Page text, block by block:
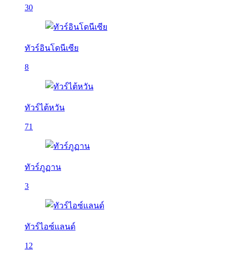
30
ทัวร์อินโดนีเซีย
8
ทัวร์ไต้หวัน
71
ทัวร์ภูฏาน
3
ทัวร์ไอซ์แลนด์
12